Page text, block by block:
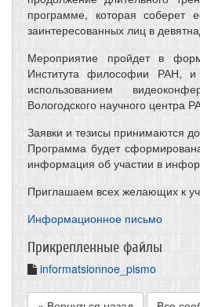
программе, которая соберет
заинтересованных лиц в
Мероприятие пройдет в
Института философии РАН,
использованием
Вологодского научного центра
Заявки и тезисы принимаются
Программа будет
информация об участии в
Приглашаем всех желающих к
Информационное письмо
Прикрепленные файлы
informatsionnoe_pismo